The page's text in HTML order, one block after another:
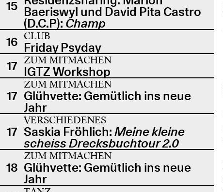
15 Baeriswyl und David Pita Castro
(D.C.P): Champ
16 CLUB
Friday Psyday
17 ZUM MITMACHEN
IGTZ Workshop
17
ZUM MITMACHEN
Glühvette: Gemütlich ins neue
Jahr
17
VERSCHIEDENES
Saskia Fröhlich: Meine kleine
scheiss Drecksbuchtour 2.0
18
ZUM MITMACHEN
Glühvette: Gemütlich ins neue
Jahr